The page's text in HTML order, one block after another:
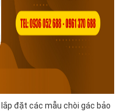
lắp đặt các mẫu chòi gác bảo